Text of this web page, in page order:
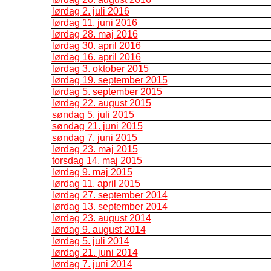
lørdag 2. juli 2016
lørdag 11. juni 2016
lørdag 28. maj 2016
lørdag 30. april 2016
lørdag 16. april 2016
lørdag 3. oktober 2015
lørdag 19. september 2015
lørdag 5. september 2015
lørdag 22. august 2015
søndag 5. juli 2015
søndag 21. juni 2015
søndag 7. juni 2015
lørdag 23. maj 2015
torsdag 14. maj 2015
lørdag 9. maj 2015
lørdag 11. april 2015
lørdag 27. september 2014
lørdag 13. september 2014
lørdag 23. august 2014
lørdag 9. august 2014
lørdag 5. juli 2014
lørdag 21. juni 2014
lørdag 7. juni 2014